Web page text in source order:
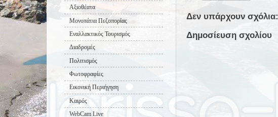
Δεν υπάρχουν σχόλια:
Δημοσίευση σχολίου
Αξιοθέατα
Μονοπάτια Πεζοπορίας
Εναλλακτικός Τουρισμός
Διαδρομές
Πολιτισμός
Φωτοφραφίες
Εικονική Περιήγηση
Καιρός
WebCam Live